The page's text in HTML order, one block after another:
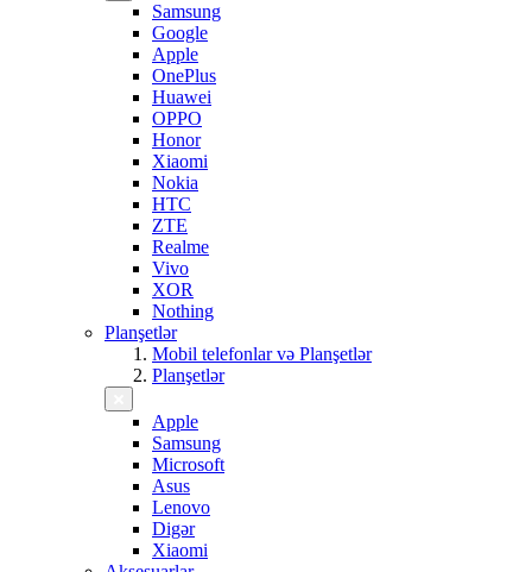
Samsung
Google
Apple
OnePlus
Huawei
OPPO
Honor
Xiaomi
Nokia
HTC
ZTE
Realme
Vivo
XOR
Nothing
Planşetlər
Mobil telefonlar və Planşetlər
Planşetlər
Apple
Samsung
Microsoft
Asus
Lenovo
Digər
Xiaomi